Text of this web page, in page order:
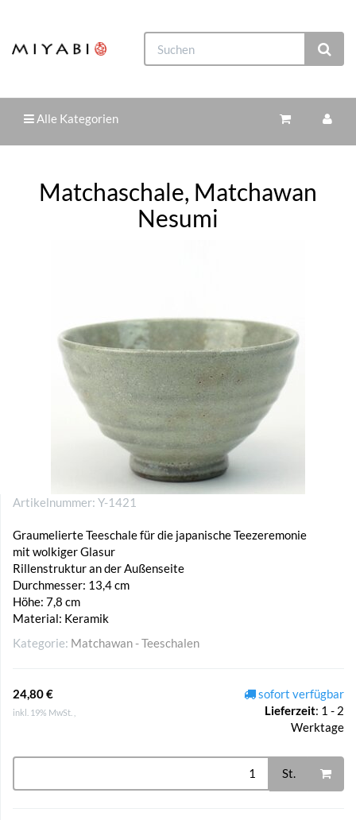
Alle Kategorien
Matchaschale, Matchawan
Nesumi
Artikelnummer: Y-1421
Graumelierte Teeschale für die japanische Teezeremonie
mit wolkiger Glasur
Rillenstruktur an der Außenseite
Durchmesser: 13,4 cm
Höhe: 7,8 cm
Material: Keramik
Kategorie: Matchawan - Teeschalen
24,80 €
inkl. 19% MwSt. ,
sofort verfügbar
Lieferzeit: 1 - 2
Werktage
St.